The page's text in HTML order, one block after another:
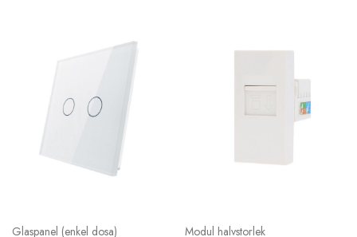
Glaspanel (enkel dosa) Modul halvstorlek